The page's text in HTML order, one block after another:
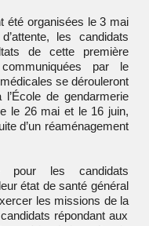
été organisées le 3 mai
les candidats
de cette première
par le
se dérouleront
de gendarmerie
le 26 mai et le 16 juin,
d’un réaménagement
pour les candidats
état de santé général
les missions de la
répondant aux